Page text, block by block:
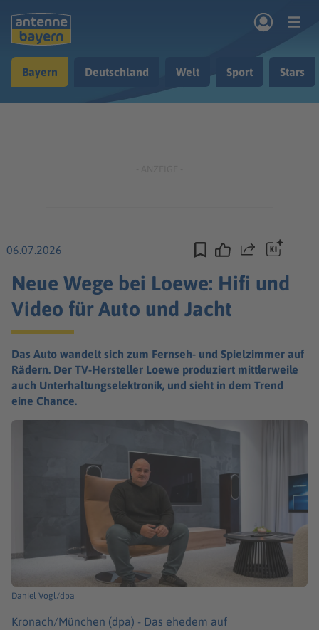
Musik & Radio
Bayern Deutschland Welt Sport Stars
06.07.2026 Teilen
Neue Wege bei Loewe: Hifi und
Video für Auto und Jacht
Das Auto wandelt sich zum Fernseh- und Spielzimmer auf
Rädern. Der TV-Hersteller Loewe produziert mittlerweile
auch Unterhaltungselektronik, und sieht in dem Trend
eine Chance.
Daniel Vogl/dpa
Kronach/München (dpa) - Das ehedem auf